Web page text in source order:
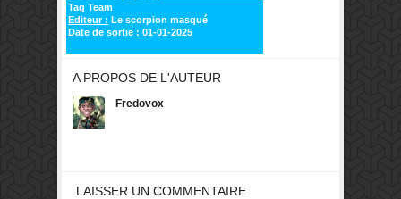
Tag Team
Editeur : Le scorpion masqué
Date de sortie : 01-01-2025
A PROPOS DE L'AUTEUR
Fredovox
LAISSER UN COMMENTAIRE